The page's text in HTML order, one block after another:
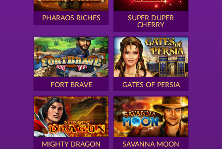
PHARAOS RICHES
SUPER DUPER
CHERRY
FORT BRAVE GATES OF PERSIA
MIGHTY DRAGON SAVANNA MOON